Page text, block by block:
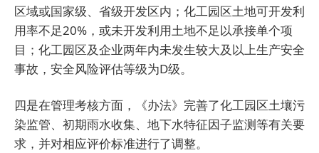
区域或国家级、省级开发区内；化工园区土地可开发利
用率不足20%，或未开发利用土地不足以承接单个项
目；化工园区及企业两年内未发生较大及以上生产安全
事故，安全风险评估等级为D级。
四是在管理考核方面，《办法》完善了化工园区土壤污
染监管、初期雨水收集、地下水特征因子监测等有关要
求，并对相应评价标准进行了调整。